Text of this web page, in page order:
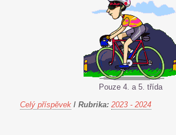
Pouze 4. a 5. třída
Celý příspěvek / Rubrika: 2023 - 2024